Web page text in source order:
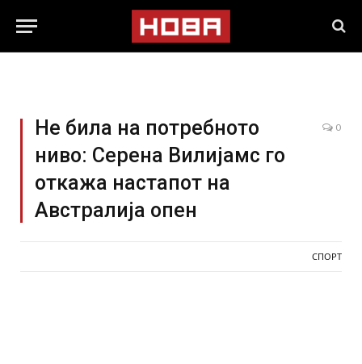
Не била на потребното
ниво: Серена Вилијамс го
откажа настапот на
Австралија опен
0
СПОРТ